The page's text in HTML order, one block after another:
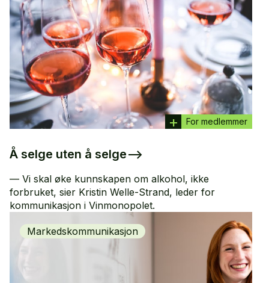
For medlemmer
Å selge uten å selge–>
— Vi skal øke kunnskapen om alkohol, ikke
forbruket, sier Kristin Welle-Strand, leder for
kommunikasjon i Vinmonopolet.
Markedskommunikasjon